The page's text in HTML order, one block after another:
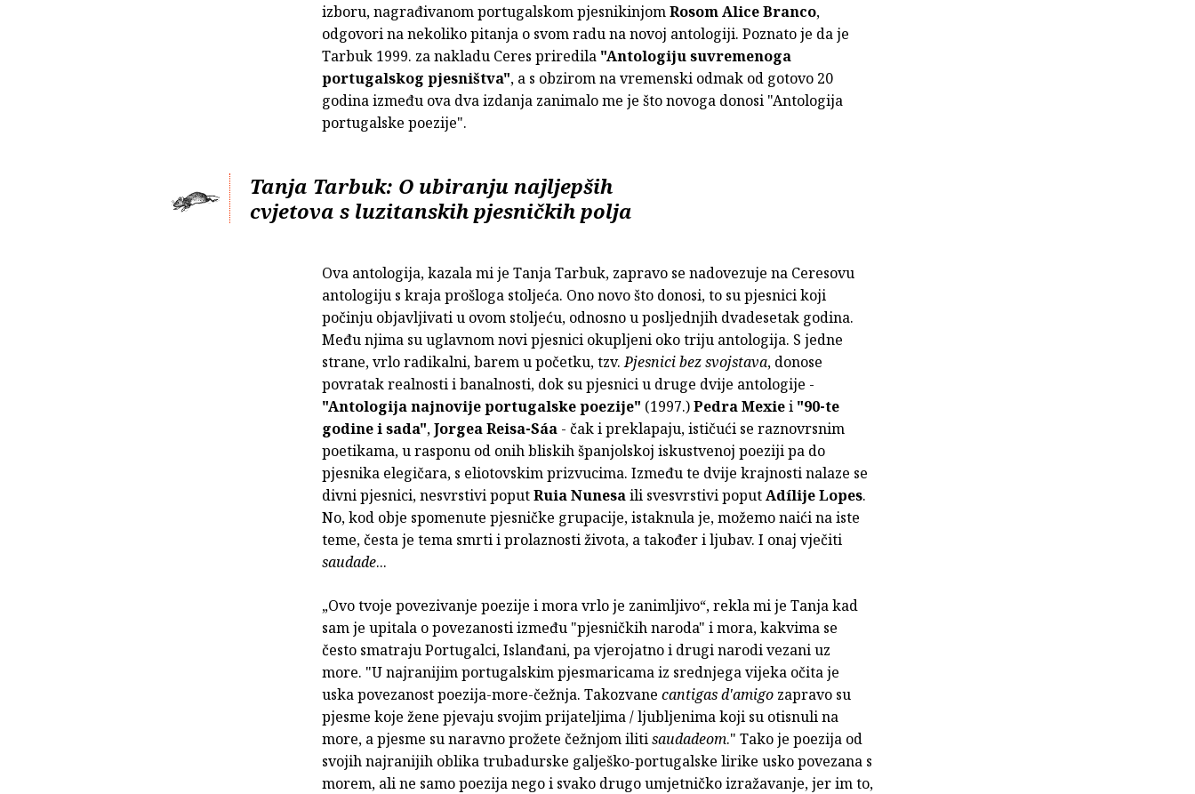
izboru, nagrađivanom portugalskom pjesnikinjomRosom Alice Branco,
odgovori na nekoliko pitanja o svom radu na novoj antologiji. Poznato je da je
Tarbuk 1999. za nakladu Ceres priredila "Antologiju suvremenoga
portugalskog pjesništva", a s obzirom na vremenski odmak od gotovo 20
godina između ova dva izdanja zanimalo me je što novoga donosi "Antologija
portugalske poezije".
Tanja Tarbuk: O ubiranju najljepših
cvjetova s luzitanskih pjesničkih polja
Ova antologija, kazala mi je Tanja Tarbuk, zapravo se nadovezuje na Ceresovu
antologiju s kraja prošloga stoljeća. Ono novo što donosi, to su pjesnici koji
počinju objavljivati u ovom stoljeću, odnosno u posljednjih dvadesetak godina.
Među njima su uglavnom novi pjesnici okupljeni oko triju antologija. S jedne
strane, vrlo radikalni, barem u početku, tzv.Pjesnici bez svojstava, donose
povratak realnosti i banalnosti, dok su pjesnici u druge dvije antologije -
"Antologija najnovije portugalske poezije" (1997.)Pedra Mexiei "90-te
godine i sada",Jorgea Reisa-Sáa - čak i preklapaju, ističući se raznovrsnim
poetikama, u rasponu od onih bliskih španjolskoj iskustvenoj poeziji pa do
pjesnika elegičara, s eliotovskim prizvucima. Između te dvije krajnosti nalaze se
divni pjesnici, nesvrstivi poputRuia Nunesaili svesvrstivi poputAdílije Lopes.
No, kod obje spomenute pjesničke grupacije, istaknula je, možemo naići na iste
teme, česta je tema smrti i prolaznosti života, a također i ljubav. I onaj vječiti
saudade...
„Ovo tvoje povezivanje poezije i mora vrlo je zanimljivo“, rekla mi je Tanja kad
sam je upitala o povezanosti između "pjesničkih naroda" i mora, kakvima se
često smatraju Portugalci, Islanđani, pa vjerojatno i drugi narodi vezani uz
more. "U najranijim portugalskim pjesmaricama iz srednjega vijeka očita je
uska povezanost poezija-more-čežnja. Takozvane cantigas d'amigo zapravo su
pjesme koje žene pjevaju svojim prijateljima / ljubljenima koji su otisnuli na
more, a pjesme su naravno prožete čežnjom ilitisaudadeom." Tako je poezija od
svojih najranijih oblika trubadurske galješko-portugalske lirike usko povezana s
morem, ali ne samo poezija nego i svako drugo umjetničko izražavanje, jer im to,